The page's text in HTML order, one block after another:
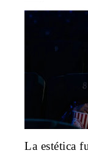
La estética